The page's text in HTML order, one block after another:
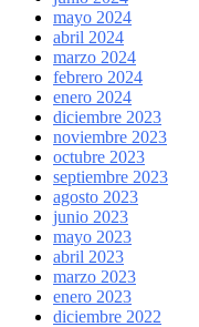
mayo 2024
abril 2024
marzo 2024
febrero 2024
enero 2024
diciembre 2023
noviembre 2023
octubre 2023
septiembre 2023
agosto 2023
junio 2023
mayo 2023
abril 2023
marzo 2023
enero 2023
diciembre 2022